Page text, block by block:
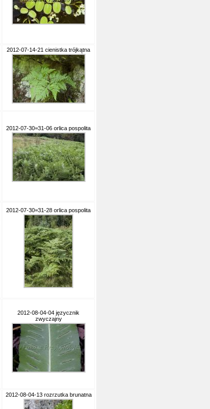
2012-07-14-21 cienistka trójkątna
2012-07-30=31-06 orlica pospolita
2012-07-30=31-28 orlica pospolita
2012-08-04-04 języcznik
zwyczajny
2012-08-04-13 rozrzutka brunatna